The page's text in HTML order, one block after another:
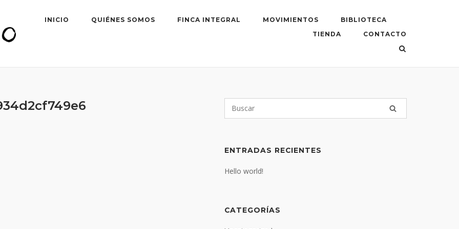
INICIO QUIÉNES SOMOS FINCA INTEGRAL MOVIMIENTOS
BIBLIOTECA
TIENDA
CONTACTO
ENTRADAS RECIENTES
Hello world!
CATEGORÍAS